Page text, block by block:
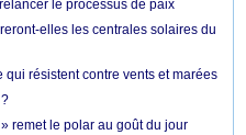
le processus de paix
elles les centrales solaires du
résistent contre vents et marées
remet le polar au goût du jour